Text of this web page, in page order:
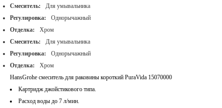
Смеситель:
Для умывальника
Регулировка:
Однорычажный
Отделка:
Хром
Смеситель:
Для умывальника
Регулировка:
Однорычажный
Отделка:
Хром
HansGrohe смеситель для раковины короткий PuraVida 15070000
Картридж джойстикового типа.
Расход воды до 7 л/мин.